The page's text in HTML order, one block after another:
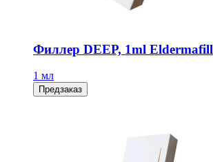
Филлер DEEP, 1ml Eldermafill
1 мл
Предзаказ